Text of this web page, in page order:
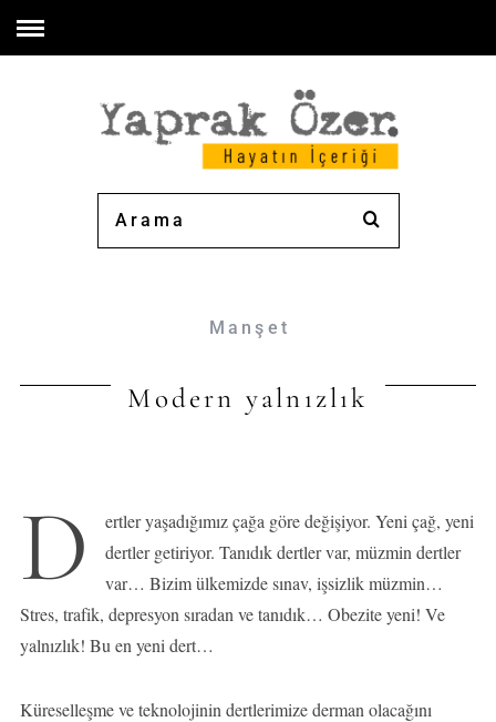
Manşet
Modern yalnızlık
D
ertler yaşadığımız çağa göre değişiyor. Yeni çağ, yeni
dertler getiriyor. Tanıdık dertler var, müzmin dertler
var… Bizim ülkemizde sınav, işsizlik müzmin…
Stres, trafik, depresyon sıradan ve tanıdık… Obezite yeni! Ve
yalnızlık! Bu en yeni dert…
Küreselleşme ve teknolojinin dertlerimize derman olacağını